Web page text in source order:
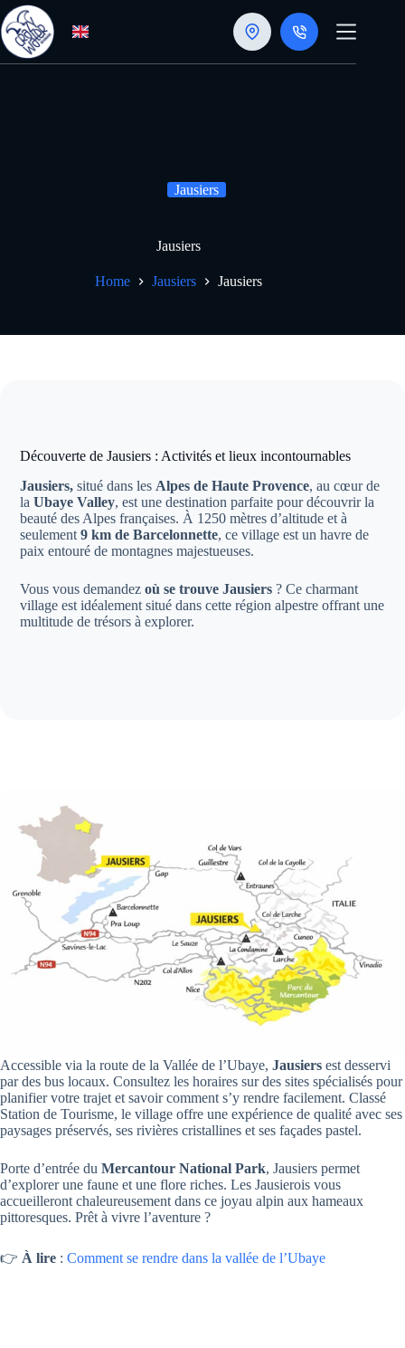
Skip
to
content
Jausiers
Jausiers
Home Jausiers Jausiers
Découverte de Jausiers : Activités et lieux incontournables
Jausiers, situé dans les Alpes de Haute Provence, au cœur de
laUbaye Valley, est une destination parfaite pour découvrir la
beauté des Alpes françaises. À 1250 mètres d’altitude et à
seulement9 km de Barcelonnette, ce village est un havre de
paix entouré de montagnes majestueuses.
Vous vous demandezoù se trouve Jausiers ? Ce charmant
village est idéalement situé dans cette région alpestre offrant une
multitude de trésors à explorer.
Accessible via la route de la Vallée de l’Ubaye, Jausiers est desservi
par des bus locaux. Consultez les horaires sur des sites spécialisés pour
planifier votre trajet et savoir comment s’y rendre facilement. Classé
Station de Tourisme, le village offre une expérience de qualité avec ses
paysages préservés, ses rivières cristallines et ses façades pastel.
Porte d’entrée du Mercantour National Park, Jausiers permet
d’explorer une faune et une flore riches. Les Jausierois vous
accueilleront chaleureusement dans ce joyau alpin aux hameaux
pittoresques. Prêt à vivre l’aventure ?
👉 À lire : Comment se rendre dans la vallée de l’Ubaye